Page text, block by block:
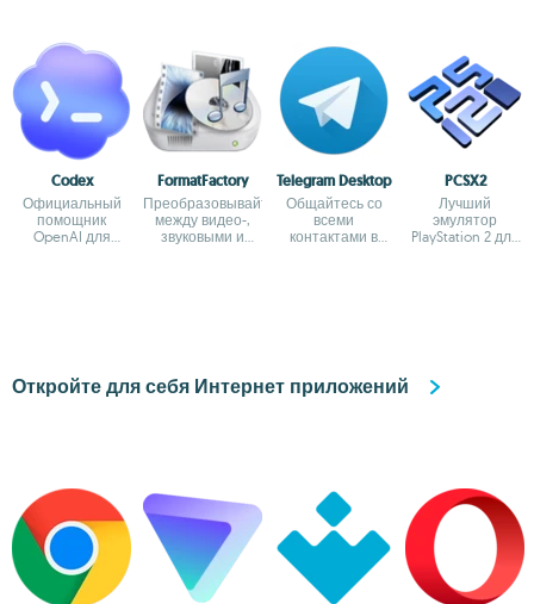
Codex
Официальный
помощник
OpenAI для
FormatFactory
Преобразовывайте
между видео-,
звуковыми и
Telegram Desktop
Общайтесь со
всеми
контактами в
PCSX2
Лучший
эмулятор
PlayStation 2 для
Откройте для себя Интернет приложений